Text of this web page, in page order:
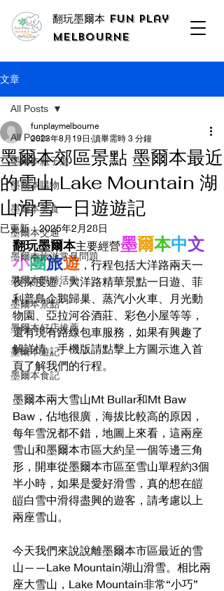
翻玩墨爾本 Fun Play
Melbourne
文章
All Posts
墨爾本親子遊
墨爾本購物
墨爾本美食
墨爾本交通
墨爾本旅游常見問題
墨爾本限時活動
墨爾本景點
墨爾本好店推薦
墨爾本遊記
墨爾本食記
All Posts
墨爾本郊區景點 墨爾本最近
的雪山 Lake Mountain 湖
山滑雪一日遊遊記
funplaymelbourne
2023年8月19日 讀畢需時 3 分鐘
已更新：2025年2月28日
翻玩墨爾本主要經營墨爾本中文
小團旅遊，行程包括大洋路兩天一
夜深度遊、大洋路精華景點一日遊、菲
利普島企鵝歸巢、蒸汽小火車、月光動
物園、亞拉河谷酒莊、彩色小屋等等，
還有現有路線包車服務，如果有興趣了
解詳情，手機版請點擊上方圖示進入首
頁了解我們的行程。
墨爾本兩大雪山Mt Bullar和Mt Baw
Baw，佔地很廣，海拔比較高的原因，
每年雪況都不錯，地圖上來看，這兩座
雪山和墨爾本市區大約呈一個等邊三角
形，開車從墨爾本市區至雪山單程約3個
半小時，如果是愛好滑雪，真的想在皚
皚白雪中滑得盡興的遊客，請考慮以上
兩座雪山。
今天我們來說說離墨爾本市區最近的雪
山——Lake Mountain湖山滑雪。相比兩
座大雪山，Lake Mountain非常“小巧”